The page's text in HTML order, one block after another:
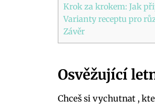
Krok za krokem: Jak
Varianty receptu pro
Závěr
Osvěžující
Chceš si vychutnat ,